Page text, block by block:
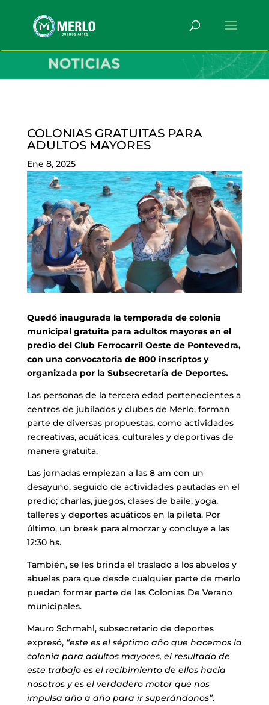
COLONIAS GRATUITAS PARA
ADULTOS MAYORES
Ene 8, 2025
Quedó inaugurada la temporada de colonia
municipal gratuita para adultos mayores en el
predio del Club Ferrocarril Oeste de Pontevedra,
con una convocatoria de 800 inscriptos y
organizada por la Subsecretaría de Deportes.
Las personas de la tercera edad pertenecientes a
centros de jubilados y clubes de Merlo, forman
parte de diversas propuestas, como actividades
recreativas, acuáticas, culturales y deportivas de
manera gratuita.
Las jornadas empiezan a las 8 am con un
desayuno, seguido de actividades pautadas en el
predio; charlas, juegos, clases de baile, yoga,
talleres y deportes acuáticos en la pileta. Por
último, un break para almorzar y concluye a las
12:30 hs.
También, se les brinda el traslado a los abuelos y
abuelas para que desde cualquier parte de merlo
puedan formar parte de las Colonias De Verano
municipales.
Mauro Schmahl, subsecretario de deportes
expresó, “este es el séptimo año que hacemos la
colonia para adultos mayores, el resultado de
este trabajo es el recibimiento de ellos hacia
nosotros y es el verdadero motor que nos
impulsa año a año para ir superándonos”.